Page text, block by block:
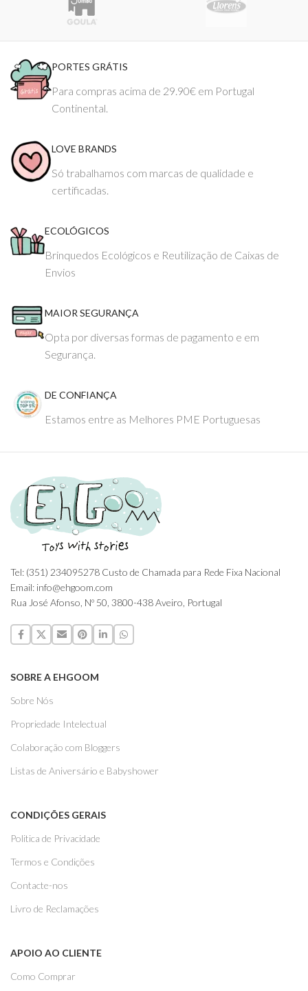
PORTES GRÁTIS
Para compras acima de 29.90€ em Portugal
Continental.
LOVE BRANDS
Só trabalhamos com marcas de qualidade e
certificadas.
ECOLÓGICOS
Brinquedos Ecológicos e Reutilização de Caixas de
Envios
MAIOR SEGURANÇA
Opta por diversas formas de pagamento e em
Segurança.
DE CONFIANÇA
Estamos entre as Melhores PME Portuguesas
Tel: (351) 234095278 Custo de Chamada para Rede Fixa Nacional
Email: info@ehgoom.com
Rua José Afonso, Nº 50, 3800-438 Aveiro, Portugal
SOBRE A EHGOOM
Sobre Nós
Propriedade Intelectual
Colaboração com Bloggers
Listas de Aniversário e Babyshower
CONDIÇÕES GERAIS
Politica de Privacidade
Termos e Condições
Contacte-nos
Livro de Reclamações
APOIO AO CLIENTE
Como Comprar